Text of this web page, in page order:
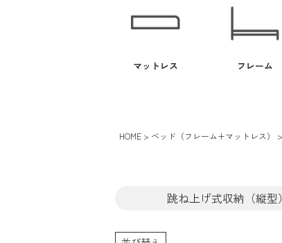
マットレス フレーム
HOME ベッド（フレーム+マットレス）
跳ね上げ式収納（縦型）